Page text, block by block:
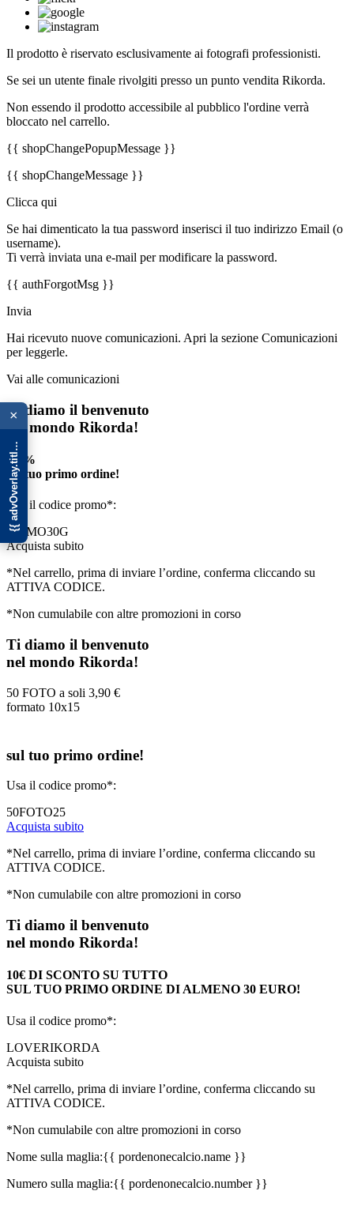
Il prodotto è riservato esclusivamente ai fotografi professionisti.
Se sei un utente finale rivolgiti presso un punto vendita Rikorda.
Non essendo il prodotto accessibile al pubblico l'ordine verrà
bloccato nel carrello.
{{ shopChangePopupMessage }}
{{ shopChangeMessage }}
Clicca qui
Se hai dimenticato la tua password inserisci il tuo indirizzo Email (o
username).
Ti verrà inviata una e-mail per modificare la password.
{{ authForgotMsg }}
Invia
Hai ricevuto nuove comunicazioni. Apri la sezione Comunicazioni
per leggerle.
Vai alle comunicazioni
Ti diamo il benvenuto
nel mondo Rikorda!
-30%
sul tuo primo ordine!
Usa il codice promo*:
PRIMO30G
Acquista subito
*Nel carrello, prima di inviare l’ordine, conferma cliccando su
ATTIVA CODICE.
*Non cumulabile con altre promozioni in corso
Ti diamo il benvenuto
nel mondo Rikorda!
50 FOTO a soli 3,90 €
formato 10x15
sul tuo primo ordine!
Usa il codice promo*:
50FOTO25
Acquista subito
*Nel carrello, prima di inviare l’ordine, conferma cliccando su
ATTIVA CODICE.
*Non cumulabile con altre promozioni in corso
×
{{ advOverlay.title || 'Promo' }}
Ti diamo il benvenuto
nel mondo Rikorda!
10€ DI SCONTO SU TUTTO
SUL TUO PRIMO ORDINE DI ALMENO 30 EURO!
Usa il codice promo*:
LOVERIKORDA
Acquista subito
*Nel carrello, prima di inviare l’ordine, conferma cliccando su
ATTIVA CODICE.
*Non cumulabile con altre promozioni in corso
Nome sulla maglia:{{ pordenonecalcio.name }}
Numero sulla maglia:{{ pordenonecalcio.number }}